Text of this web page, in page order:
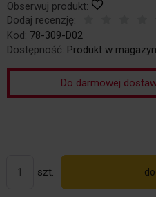
Obserwuj produkt:
Dodaj recenzję:
Kod: 78-309-D02
Dostępność: Produkt w
Do darmowej
szt.